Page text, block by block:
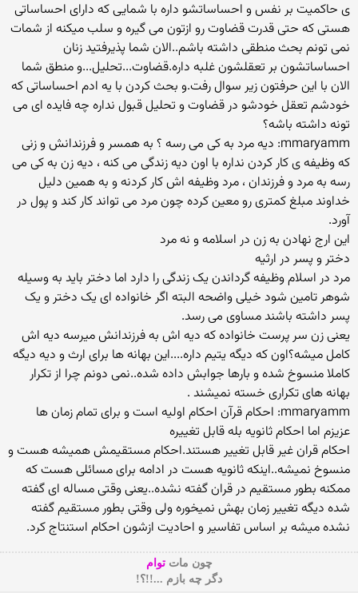
ی حاکمیت بر نفس و احساساتشو داره با شمایی که دارای احساساتی
هستی که حتی قدرت قضاوت رو ازتون می گیره و سلب میکنه از شمات
نمی تونم بحث منطقی داشته باشم..الان شما پذیرفتید زنان
احساساتشون بر تعقلشون غلبه داره.قضاوت...تحلیل...و منطق شما
الان با این حرفتون زیر سوال رفت.و بحث کردن با یه ادم احساساتی که
خودشم تعقل خودشو در قضاوت و تحلیل قبول نداره چه فایده ای می
تونه داشته باشه؟
mmaryamm: دیه مرد به کی می رسه ؟ به همسر و فرزندانش و زنی
که وظیفه ی کار کردن نداره با اون دیه زندگی می کنه ، دیه زن به کی می
رسه به مرد و فرزندان ، مرد وظیفه اش کار کردنه و به همین دلیل
خداوند مبلغ کمتری رو معین کرده چون مرد می تواند کار کند و پول در
آورد.
این ارج نهادن به زن در اسلامه و نه مرد
دختر و پسر در ارثیه
مرد در اسلام وظیفه گرداندن یک زندگی را دارد اما دختر باید به وسیله
شوهر تامین شود خیلی واضحه البته اگر خانواده ای یک دختر و یک
پسر داشته باشند مساوی می رسد.
یعنی زن سر پرست خانواده که دیه اش به فرزندانش میرسه دیه اش
کامل میشه؟اون که دیگه یتیم داره....این بهانه ها برای ارث و دیه دیگه
کاملا منسوخ شده و بارها جوابش داده شده..نمی دونم چرا از تکرار
بهانه های تکراری خسته نمیشند .
mmaryamm: احکام قرآن احکام اولیه است و برای تمام زمان ها
عزیزم اما احکام ثانویه بله قابل تغییره
احکام قران غیر قابل تغییر هستند.احکام مستقیمش همیشه هست و
منسوخ نمیشه..اینکه ثانویه هست در ادامه برای مسائلی هست که
ممکنه بطور مستقیم در قران گفته نشده..یعنی وقتی مساله ای گفته
شده دیگه تغییر زمان بهش نمیخوره ولی وقتی بطور مستقیم گفته
نشده میشه بر اساس تفاسیر و احادیت ازشون احکام استنتاج کرد.
چون ماتتوام
دگر چه بازم ...!!؟!